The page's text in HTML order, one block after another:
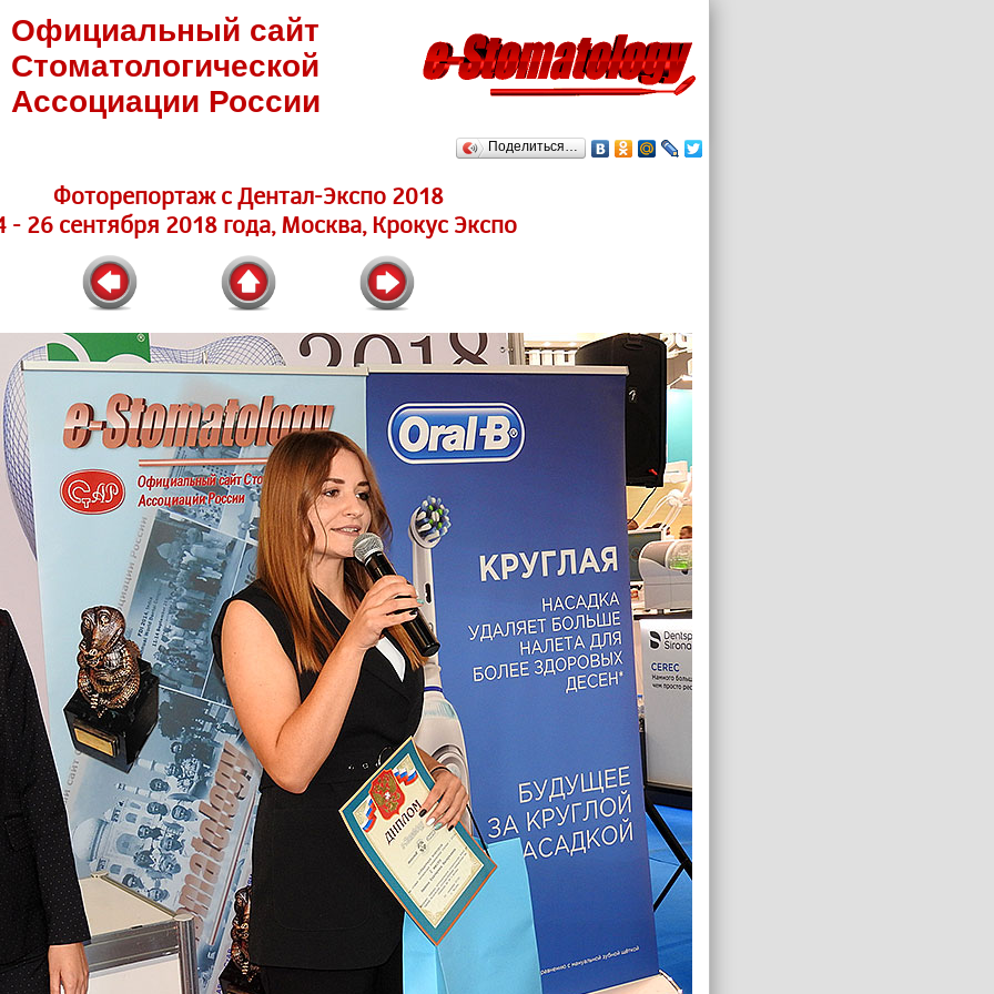
Официальный сайт
Стоматологической
Ассоциации России
Поделиться…
Фоторепортаж с Дентал-Экспо 2018
- 26 сентября 2018 года, Москва, Крокус Экспо